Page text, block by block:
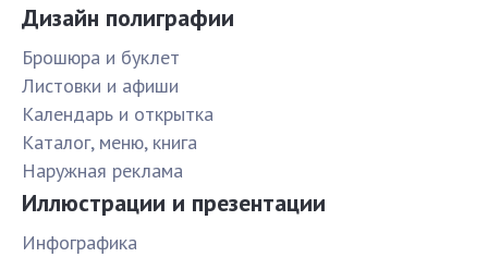
Дизайн полиграфии
Брошюра и буклет
Листовки и афиши
Календарь и открытка
Каталог, меню, книга
Наружная реклама
Иллюстрации и презентации
Инфографика